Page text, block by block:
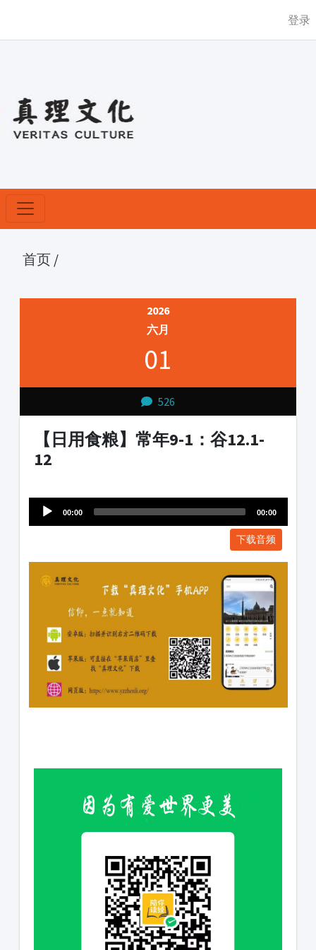
登录
首页 /
2026
六月
01
526
【日用食粮】常年9-1：谷12.1-
12
Player
00:00 00:00
下载音频